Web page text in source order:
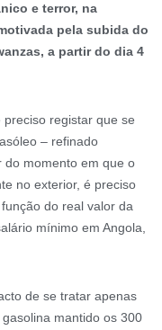
e terror, na
pela subida do
a partir do dia 4
registar que se
– refinado
do momento em que o
no exterior, é preciso
do real valor da
mínimo em Angola,
de se tratar apenas
mantido os 300